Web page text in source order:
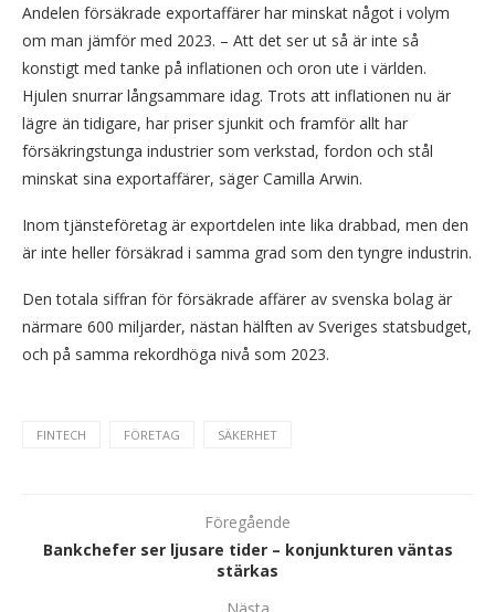
Andelen försäkrade exportaffärer har minskat något i volym
om man jämför med 2023. – Att det ser ut så är inte så
konstigt med tanke på inflationen och oron ute i världen.
Hjulen snurrar långsammare idag. Trots att inflationen nu är
lägre än tidigare, har priser sjunkit och framför allt har
försäkringstunga industrier som verkstad, fordon och stål
minskat sina exportaffärer, säger Camilla Arwin.
Inom tjänsteföretag är exportdelen inte lika drabbad, men den
är inte heller försäkrad i samma grad som den tyngre industrin.
Den totala siffran för försäkrade affärer av svenska bolag är
närmare 600 miljarder, nästan hälften av Sveriges statsbudget,
och på samma rekordhöga nivå som 2023.
FINTECH FÖRETAG SÄKERHET
Föregående
Bankchefer ser ljusare tider – konjunkturen väntas
stärkas